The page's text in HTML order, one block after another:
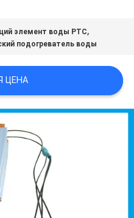
элемент воды PTC,
подогреватель воды
ЦЕНА